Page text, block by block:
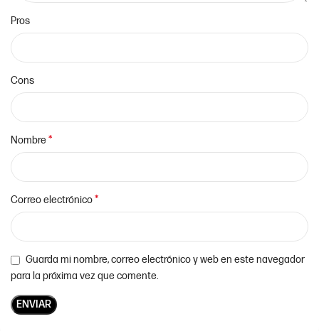
Pros
Cons
Nombre*
Correo electrónico*
Guarda mi nombre, correo electrónico y web en este navegador
para la próxima vez que comente.